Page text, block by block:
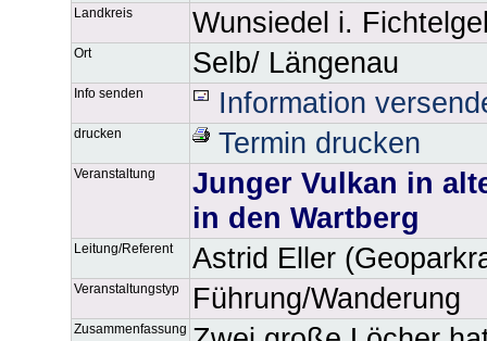
Landkreis Wunsiedel i.
Ort Selb/ Längenau
Info senden Information
drucken Termin drucken
Veranstaltung
Junger Vulkan in
in den Wartberg
Leitung/Referent Astrid Eller
Veranstaltungstyp Führung/Wanderung
Zusammenfassung